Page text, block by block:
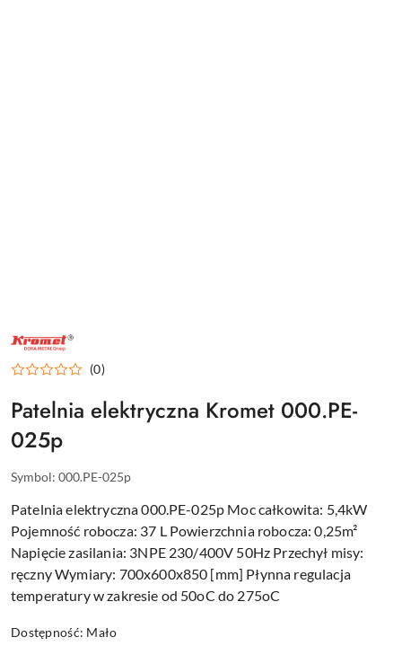
KROMET
–
EKONOMICZNE
KUCHNIE
PATELNIE
DLA
GASTRONOMII
(0)
Patelnia elektryczna Kromet 000.PE-
025p
Symbol: 000.PE-025p
Patelnia elektryczna 000.PE-025p Moc całkowita: 5,4kW
Pojemność robocza: 37 L Powierzchnia robocza: 0,25m²
Napięcie zasilania: 3NPE 230/400V 50Hz Przechył misy:
ręczny Wymiary: 700x600x850 [mm] Płynna regulacja
temperatury w zakresie od 50oC do 275oC
Dostępność: Mało